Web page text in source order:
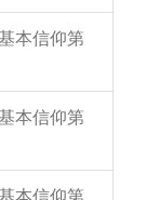
本信仰第
本信仰第
本信仰第